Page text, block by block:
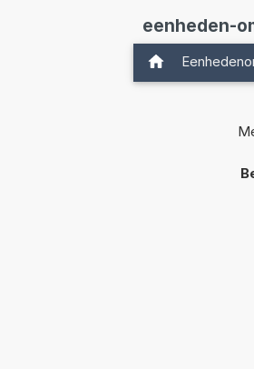
eenheden-